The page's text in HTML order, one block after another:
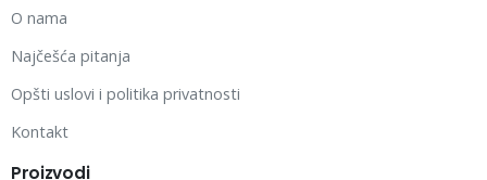
O nama
Najčešća pitanja
Opšti uslovi i politika privatnosti
Kontakt
Proizvodi